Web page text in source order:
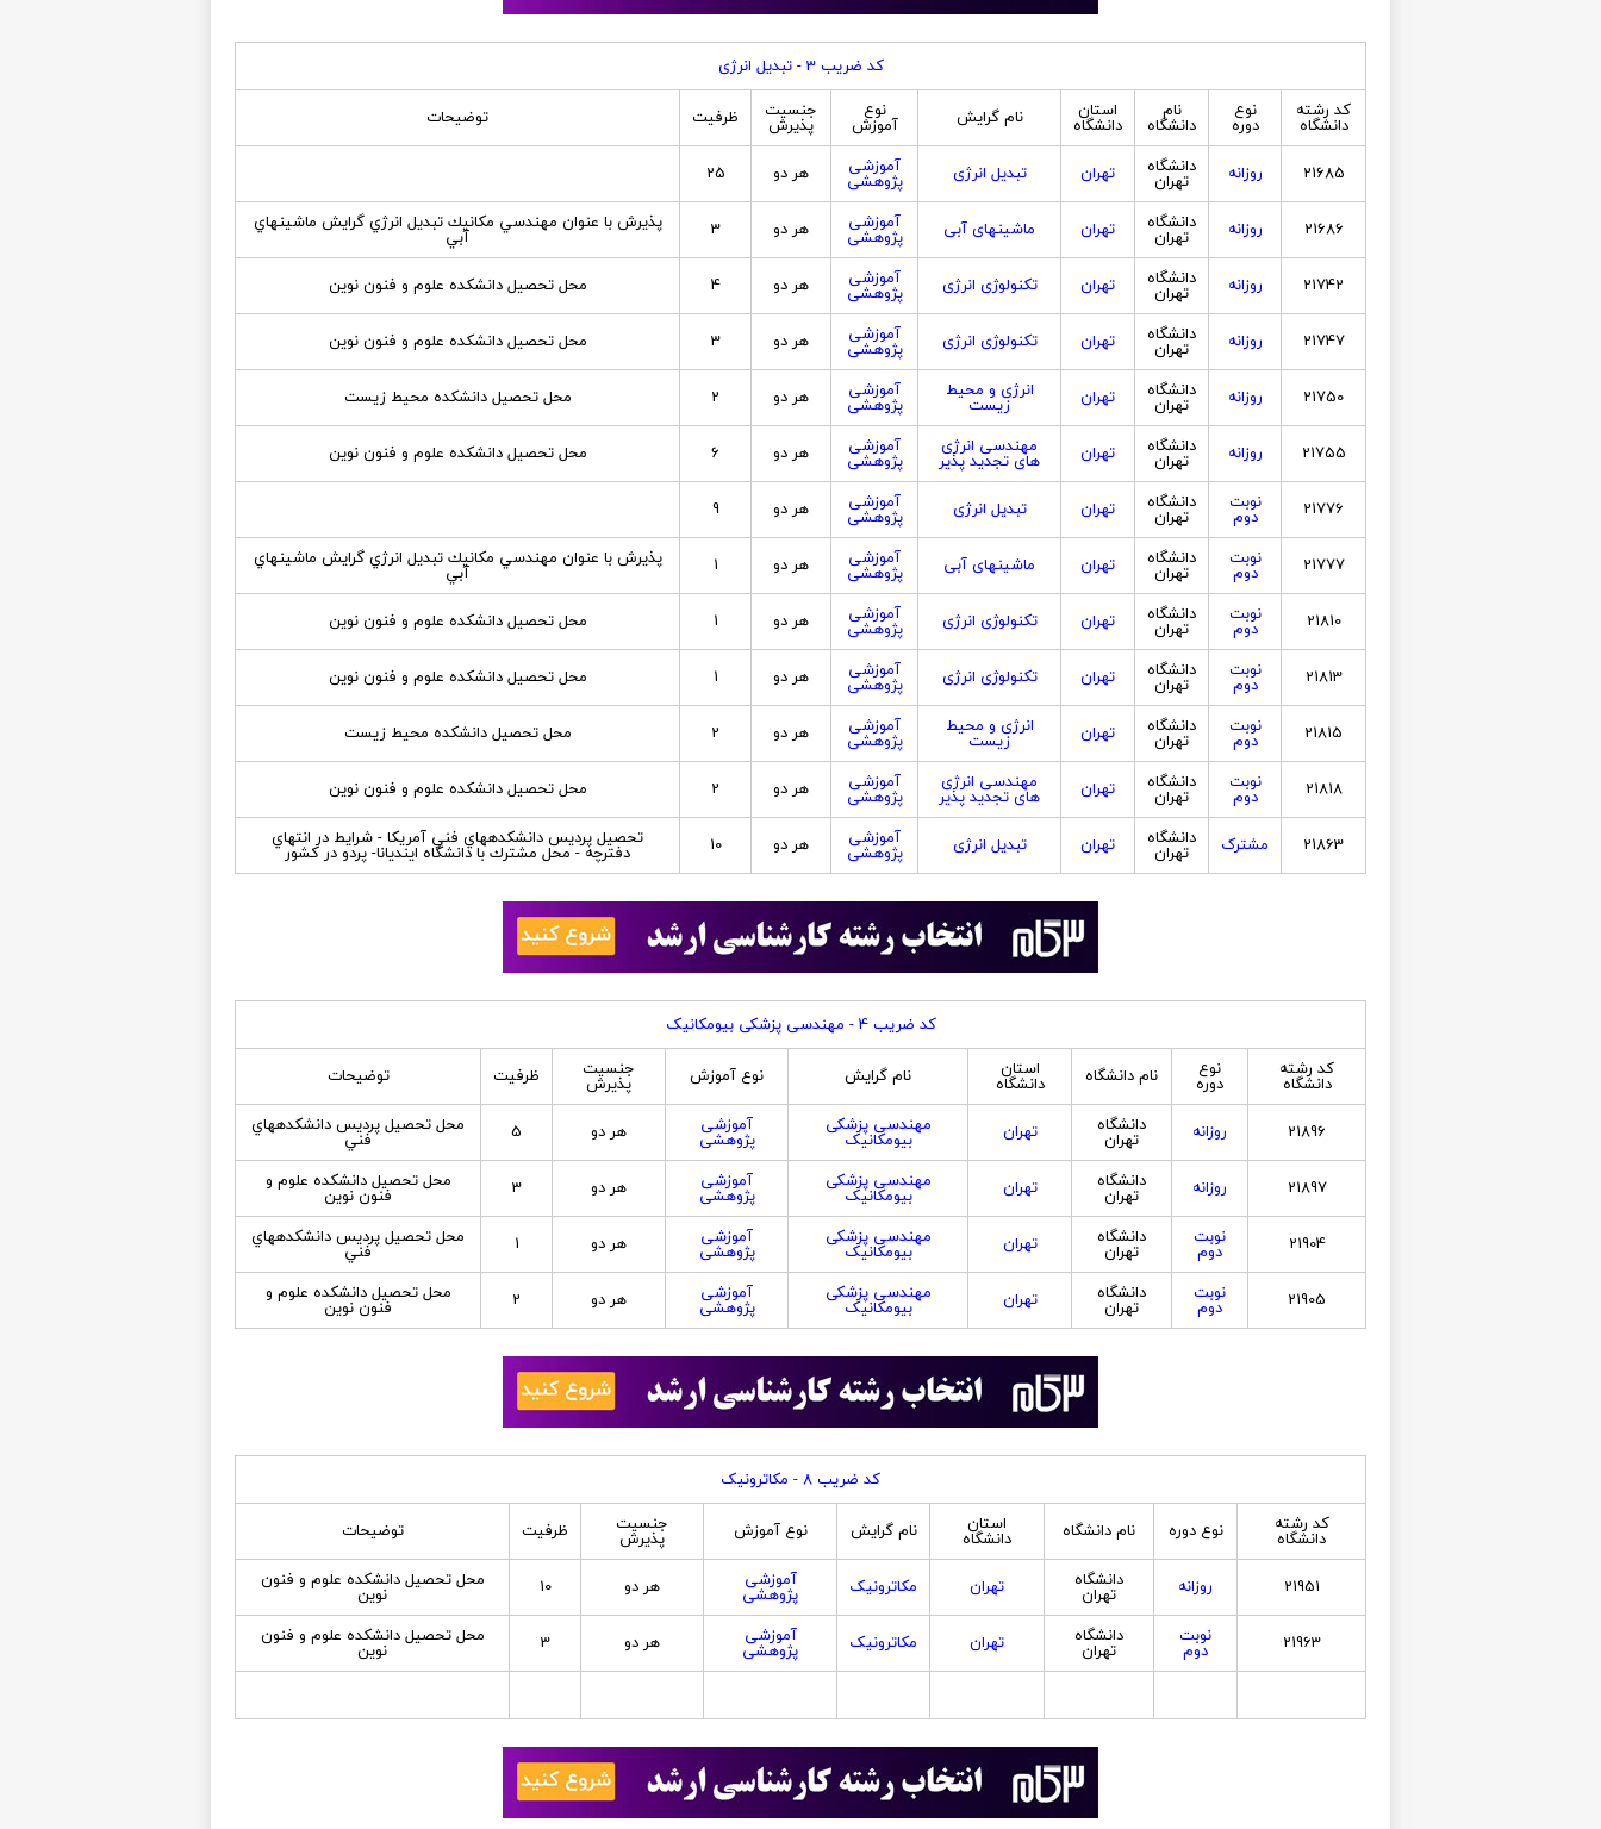
کد ضریب 3 - تبدیل انرژی
کد رشته
دانشگاه
نوع
دوره
نام
دانشگاه
استان
دانشگاه نام گرایش نوع
آموزش
جنسیت
پذیرش ظرفیت توضیحات
21685 روزانه دانشگاه
تهران تهران تبدیل انرژی آموزشی
پژوهشی هر دو 25
21686 روزانه دانشگاه
تهران تهران ماشینهای آبی آموزشی
پژوهشی هر دو 3 پذيرش با عنوان مهندسي مكانيك تبديل انرژي گرايش ماشينهاي
آبي
21742
روزانه دانشگاه
تهران تهران تکنولوژی انرژی آموزشی
پژوهشی هر دو 4 محل تحصيل دانشكده علوم و فنون نوين
21747 روزانه دانشگاه
تهران تهران تکنولوژی انرژی آموزشی
پژوهشی هر دو 3 محل تحصيل دانشكده علوم و فنون نوين
21750 روزانه دانشگاه
تهران تهران انرژی و محیط
زیست
آموزشی
پژوهشی هر دو 2 محل تحصيل دانشكده محيط زيست
21755 روزانه دانشگاه
تهران تهران مهندسی انرژی
های تجدید پذیر
آموزشی
پژوهشی هر دو 6 محل تحصيل دانشكده علوم و فنون نوين
21776 نوبت
دوم
دانشگاه
تهران تهران تبدیل انرژی آموزشی
پژوهشی هر دو 9
21777 نوبت
دوم
دانشگاه
تهران تهران ماشینهای آبی آموزشی
پژوهشی هر دو 1 پذيرش با عنوان مهندسي مكانيك تبديل انرژي گرايش ماشينهاي
آبي
21810
نوبت
دوم
دانشگاه
تهران تهران تکنولوژی انرژی آموزشی
پژوهشی هر دو 1 محل تحصيل دانشكده علوم و فنون نوين
21813 نوبت
دوم
دانشگاه
تهران تهران تکنولوژی انرژی آموزشی
پژوهشی هر دو 1 محل تحصيل دانشكده علوم و فنون نوين
21815 نوبت
دوم
دانشگاه
تهران تهران انرژی و محیط
زیست
آموزشی
پژوهشی هر دو 2 محل تحصيل دانشكده محيط زيست
21818 نوبت
دوم
دانشگاه
تهران تهران مهندسی انرژی
های تجدید پذیر
آموزشی
پژوهشی هر دو 2 محل تحصيل دانشكده علوم و فنون نوين
21863 مشترک دانشگاه
تهران تهران تبدیل انرژی آموزشی
پژوهشی هر دو 10 تحصيل پرديس دانشكدههاي فني آمريكا - شرايط در انتهاي
دفترچه - محل مشترك با دانشگاه اينديانا- پردو در كشور
کد ضریب 4 - مهندسی پزشکی بیومکانیک
کد رشته
دانشگاه
نوع
دوره نام دانشگاه استان
دانشگاه نام گرایش نوع آموزش جنسیت
پذیرش ظرفیت توضیحات
21896 روزانه دانشگاه
تهران تهران مهندسی پزشکی
بیومکانیک
آموزشی
پژوهشی هر دو 5 محل تحصيل پرديس دانشكدههاي
فني
21897
روزانه دانشگاه
تهران تهران مهندسی پزشکی
بیومکانیک
آموزشی
پژوهشی هر دو 3 محل تحصيل دانشكده علوم و
فنون نوين
21904
نوبت
دوم
دانشگاه
تهران تهران مهندسی پزشکی
بیومکانیک
آموزشی
پژوهشی هر دو 1 محل تحصيل پرديس دانشكدههاي
فني
21905
نوبت
دوم
دانشگاه
تهران تهران مهندسی پزشکی
بیومکانیک
آموزشی
پژوهشی هر دو 2 محل تحصيل دانشكده علوم و
فنون نوين
کد ضریب 8 - مکاترونیک
کد رشته
دانشگاه نوع دوره نام دانشگاه استان
دانشگاه نام گرایش نوع آموزش جنسیت
پذیرش ظرفیت توضیحات
21951 روزانه دانشگاه
تهران تهران مکاترونیک آموزشی
پژوهشی هر دو 10 محل تحصيل دانشكده علوم و فنون
نوين
21963
نوبت
دوم
دانشگاه
تهران تهران مکاترونیک آموزشی
پژوهشی هر دو 3 محل تحصيل دانشكده علوم و فنون
نوين